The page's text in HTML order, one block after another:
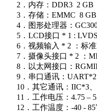
2．内存：DDR3 2 GB
3．存储：EMMC 8 GB
4．图形处理器：
5．LCD接口 * 1 :
6．视频输入 * 2 ：标
7．摄像头接口 * 2 ：
8．以太网接口：
9．串口通讯：UART*2
10．其它通讯：IIC*3
11．工作电压：4.75 –
12．工作温度：-40 -